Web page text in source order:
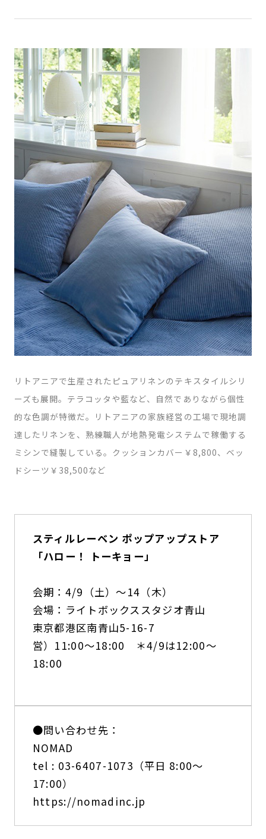
リトアニアで生産されたピュアリネンのテキスタイルシリ
ーズも展開。テラコッタや藍など、自然でありながら個性
的な色調が特徴だ。リトアニアの家族経営の工場で現地調
達したリネンを、熟練職人が地熱発電システムで稼働する
ミシンで縫製している。クッションカバー￥8,800、ベッ
ドシーツ￥38,500など
スティルレーベン ポップアップストア
「ハロー！ トーキョー」
会期：4/9（土）〜14（木）
会場：ライトボックススタジオ青山
東京都港区南青山5-16-7
営）11:00〜18:00 ＊4/9は12:00〜
18:00
●問い合わせ先：
NOMAD
tel : 03-6407-1073（平日 8:00〜
17:00）
https://nomadinc.jp